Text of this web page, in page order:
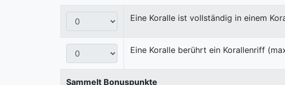
Eine Koralle ist vollständig in einem
Eine Koralle berührt ein Korallenriff
Sammelt Bonuspunkte